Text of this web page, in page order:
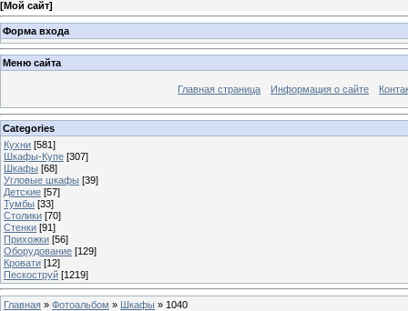
[Мой сайт]
Форма входа
Меню сайта
Главная страница Информация о сайте
Categories
Кухни [581]
Шкафы-Купе [307]
Шкафы [68]
Угловые шкафы [39]
Детские [57]
Тумбы [33]
Столики [70]
Стенки [91]
Прихожки [56]
Оборудование [129]
Кровати [12]
Пескоструй [1219]
Главная » Фотоальбом » Шкафы » 1040